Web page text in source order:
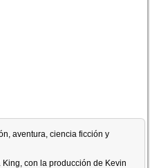
aventura, ciencia ficción y
con la producción de Kevin